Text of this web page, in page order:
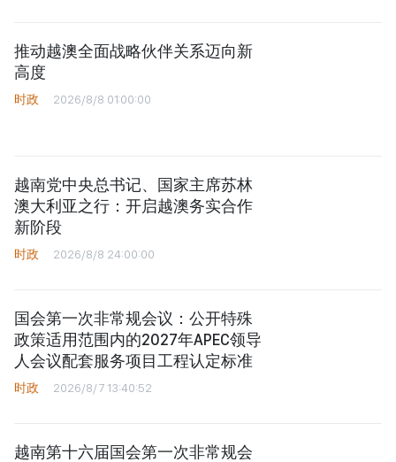
推动越澳全面战略伙伴关系迈向新
高度
时政 2026/8/8 01:00:00
越南党中央总书记、国家主席苏林
澳大利亚之行：开启越澳务实合作
新阶段
时政 2026/8/8 24:00:00
国会第一次非常规会议：公开特殊
政策适用范围内的2027年APEC领导
人会议配套服务项目工程认定标准
时政 2026/8/7 13:40:52
越南第十六届国会第一次非常规会